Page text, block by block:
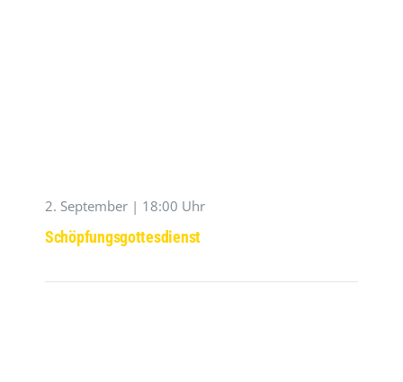
2. September | 18:00 Uhr
Schöpfungsgottesdienst